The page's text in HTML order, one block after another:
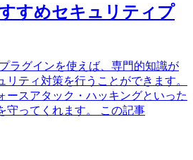
すめセキュリティプ
ラグインを使えば、専門的知識が
リティ対策を行うことができます。
ースアタック・ハッキングといった
守ってくれます。 この記事